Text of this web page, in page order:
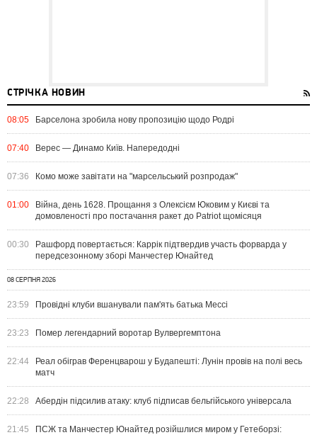
СТРІЧКА НОВИН
08:05 Барселона зробила нову пропозицію щодо Родрі
07:40 Верес — Динамо Київ. Напередодні
07:36 Комо може завітати на "марсельський розпродаж"
01:00
Війна, день 1628. Прощання з Олексієм Юковим у Києві та
домовленості про постачання ракет до Patriot щомісяця
00:30
Рашфорд повертається: Каррік підтвердив участь форварда у
передсезонному зборі Манчестер Юнайтед
08 СЕРПНЯ 2026
23:59 Провідні клуби вшанували пам'ять батька Мессі
23:23 Помер легендарний воротар Вулвергемптона
22:44
Реал обіграв Ференцварош у Будапешті: Лунін провів на полі весь
матч
22:28 Абердін підсилив атаку: клуб підписав бельгійського універсала
21:45
ПСЖ та Манчестер Юнайтед розійшлися миром у Гетеборзі: